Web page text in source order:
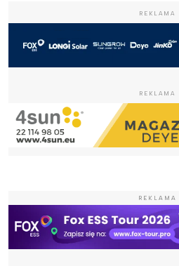
REKLAMA
REKLAMA
REKLAMA